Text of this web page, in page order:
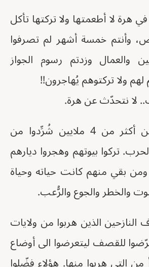
هرة لا أطعمتها ولا تركتها تأكل
وأنتم خمسة أشهر لم تصرفوا
والعمال وزدتم رسوم الجواز
لهم ولا تركتوهم يُهاجرون!!
نتحدّث عن هرة.
سوف تسألون عن أكثر من 4 ملايين شُرِّدوا من
تركوا بيوتهم وهجروا ديارهم
بقي منهم كانت حياته وحياة
والخطر والجوع والرُّعب.
الذين هربوا من ولايات
للقصف ليتعرضوا الى أوضاع